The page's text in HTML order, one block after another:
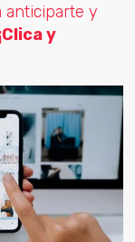
anticiparte y
y